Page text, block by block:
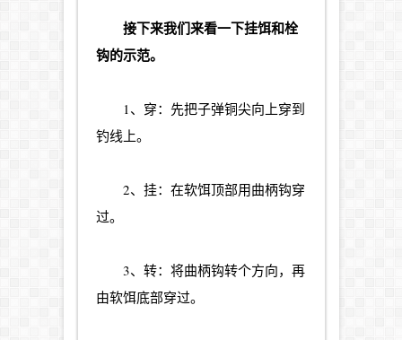
接下来我们来看一下挂饵和栓
钩的示范。
1、穿：先把子弹铜尖向上穿到
钓线上。
2、挂：在软饵顶部用曲柄钩穿
过。
3、转：将曲柄钩转个方向，再
由软饵底部穿过。